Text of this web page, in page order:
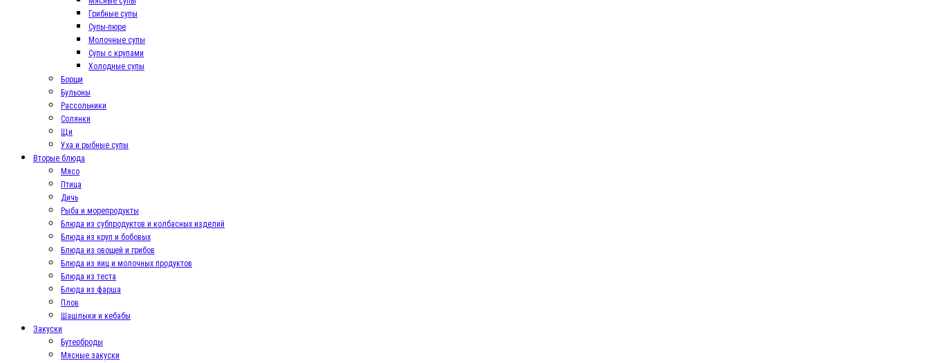
Грибные супы
Супы-пюре
Молочные супы
Супы с крупами
Холодные супы
Борщи
Бульоны
Рассольники
Солянки
Щи
Уха и рыбные супы
Вторые блюда
Мясо
Птица
Дичь
Рыба и морепродукты
Блюда из субпродуктов и колбасных изделий
Блюда из круп и бобовых
Блюда из овощей и грибов
Блюда из яиц и молочных продуктов
Блюда из теста
Блюда из фарша
Плов
Шашлыки и кебабы
Закуски
Бутерброды
Мясные закуски